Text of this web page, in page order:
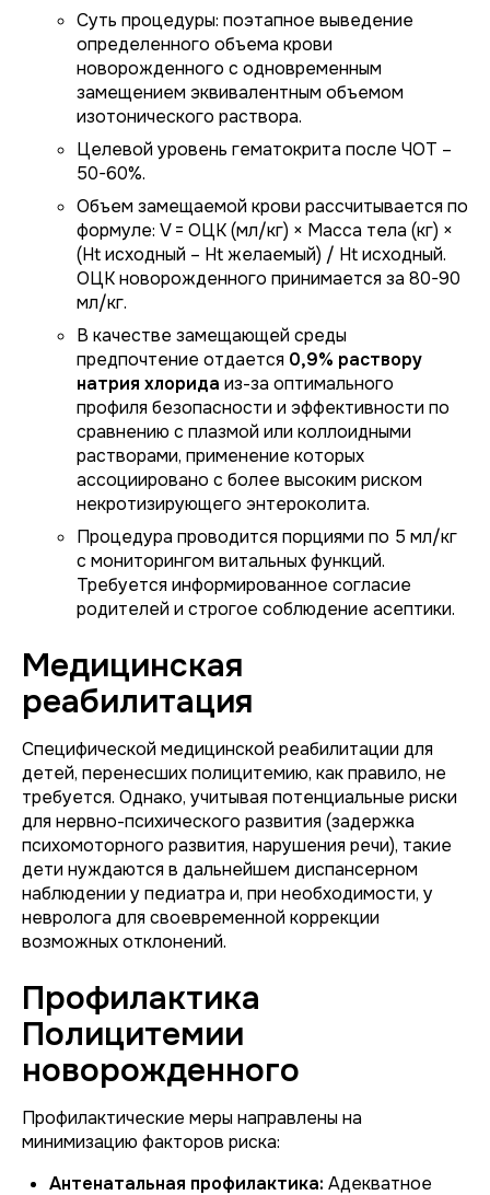
Суть процедуры: поэтапное выведение
определенного объема крови
новорожденного с одновременным
замещением эквивалентным объемом
изотонического раствора.
Целевой уровень гематокрита после ЧОТ –
50-60%.
Объем замещаемой крови рассчитывается по
формуле: V = ОЦК (мл/кг) × Масса тела (кг) ×
(Ht исходный – Ht желаемый) / Ht исходный.
ОЦК новорожденного принимается за 80-90
мл/кг.
В качестве замещающей среды
предпочтение отдается 0,9% раствору
натрия хлорида из-за оптимального
профиля безопасности и эффективности по
сравнению с плазмой или коллоидными
растворами, применение которых
ассоциировано с более высоким риском
некротизирующего энтероколита.
Процедура проводится порциями по 5 мл/кг
с мониторингом витальных функций.
Требуется информированное согласие
родителей и строгое соблюдение асептики.
Медицинская
реабилитация
Специфической медицинской реабилитации для
детей, перенесших полицитемию, как правило, не
требуется. Однако, учитывая потенциальные риски
для нервно-психического развития (задержка
психомоторного развития, нарушения речи), такие
дети нуждаются в дальнейшем диспансерном
наблюдении у педиатра и, при необходимости, у
невролога для своевременной коррекции
возможных отклонений.
Профилактика
Полицитемии
новорожденного
Профилактические меры направлены на
минимизацию факторов риска:
Антенатальная профилактика: Адекватное